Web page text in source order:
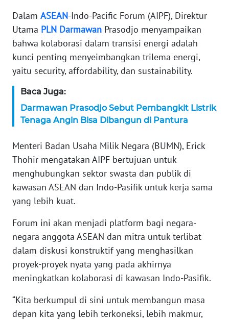
Dalam ASEAN-Indo-Pacific Forum (AIPF), Direktur
Utama PLN Darmawan Prasodjo menyampaikan
bahwa kolaborasi dalam transisi energi adalah
kunci penting menyeimbangkan trilema energi,
yaitu security, affordability, dan sustainability.
Baca Juga:
Darmawan Prasodjo Sebut Pembangkit Listrik
Tenaga Angin Bisa Dibangun di Pantura
Menteri Badan Usaha Milik Negara (BUMN), Erick
Thohir mengatakan AIPF bertujuan untuk
menghubungkan sektor swasta dan publik di
kawasan ASEAN dan Indo-Pasifik untuk kerja sama
yang lebih kuat.
Forum ini akan menjadi platform bagi negara-
negara anggota ASEAN dan mitra untuk terlibat
dalam diskusi konstruktif yang menghasilkan
proyek-proyek nyata yang pada akhirnya
meningkatkan kolaborasi di kawasan Indo-Pasifik.
“Kita berkumpul di sini untuk membangun masa
depan kita yang lebih terkoneksi, lebih makmur,
Wahana
News
Regional
WN
SUMUT
JAKARTA
JABAR
WN
BANTEN
NTT
WN
KEPRI
PAPUA